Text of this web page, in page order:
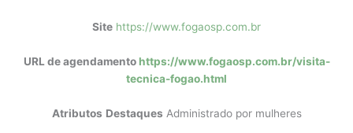
Site https://www.fogaosp.com.br
URL de agendamentohttps://www.fogaosp.com.br/visita-
tecnica-fogao.html
Atributos Destaques Administrado por mulheres